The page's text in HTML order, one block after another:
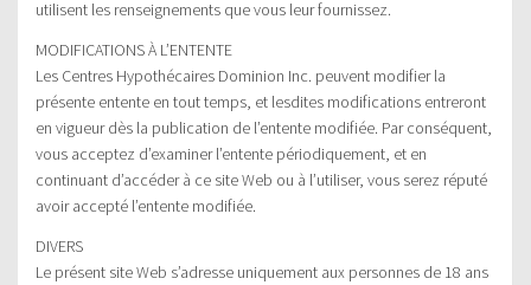
utilisent les renseignements que vous leur fournissez.
MODIFICATIONS À L’ENTENTE
Les Centres Hypothécaires Dominion Inc. peuvent modifier la
présente entente en tout temps, et lesdites modifications entreront
en vigueur dès la publication de l’entente modifiée. Par conséquent,
vous acceptez d’examiner l’entente périodiquement, et en
continuant d’accéder à ce site Web ou à l’utiliser, vous serez réputé
avoir accepté l’entente modifiée.
DIVERS
Le présent site Web s’adresse uniquement aux personnes de 18 ans